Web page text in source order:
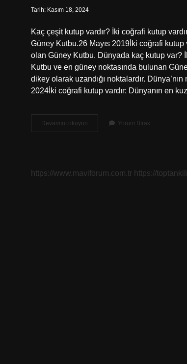
Tarih: Kasım 18, 2024
Kaç çeşit kutup vardır? İki coğrafi kutup
Güney Kutbu.26 Mayıs 2019İki coğrafi kutup
olan Güney Kutbu. Dünyada kaç kutup var?
Kutbu ve en güney noktasında bulunan
dikey olarak uzandığı noktalardır.
2024İki coğrafi kutup vardır: Dünyanın en
Devamını okuyun
Tane
Yorum Bırak
https://www.maviforum.com.tr https://